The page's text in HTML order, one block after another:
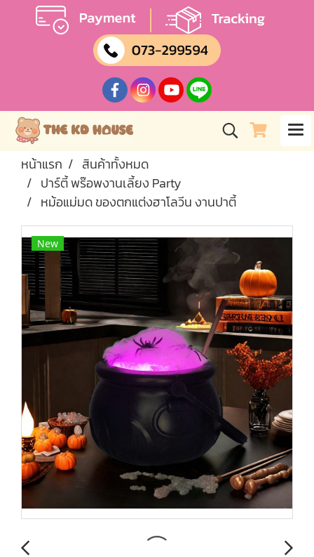
หน้าแรก
สินค้าทั้งหมด
ปาร์ตี้ พร๊อพงานเลี้ยง Party
หม้อแม่มด ของตกแต่งฮาโลวีน งานปาตี้
New